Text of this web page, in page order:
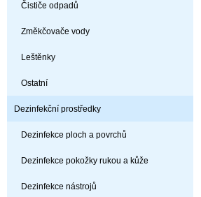
Čističe odpadů
Změkčovače vody
Leštěnky
Ostatní
Dezinfekční prostředky
Dezinfekce ploch a povrchů
Dezinfekce pokožky rukou a kůže
Dezinfekce nástrojů